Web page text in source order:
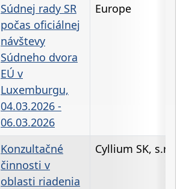
Súdnej rady SR
počas oficiálnej
návštevy
Súdneho dvora
EÚ v
Luxemburgu,
04.03.2026 -
06.03.2026
Europe
Konzultačné
činnosti v
oblasti riadenia
Cyllium SK, s.r.o.